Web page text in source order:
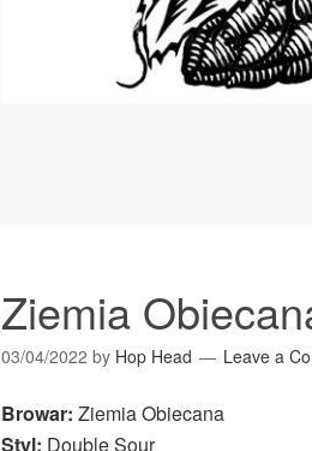
Ziemia
03/04/2022 by Hop Head Leave a
Browar: Ziemia Obiecana
Styl: Double Sour